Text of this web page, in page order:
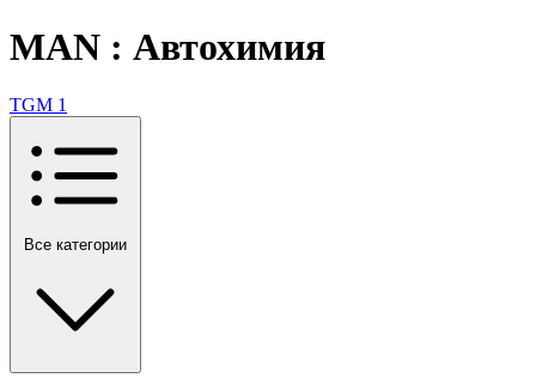
MAN : Автохимия
TGM 1
Все категории